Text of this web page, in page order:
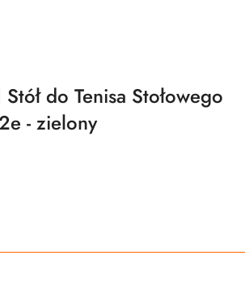
do Tenisa Stołowego
- zielony